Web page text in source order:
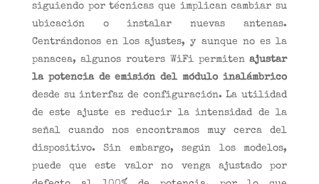
siguiendo por técnicas que implican cambiar su
ubicación o instalar nuevas antenas.
Centrándonos en los ajustes, y aunque no es la
panacea, algunos routers WiFi permitenajustar
la potencia de emisión del módulo inalámbrico
desde su interfaz de configuración. La utilidad
de este ajuste es reducir la intensidad de la
señal cuando nos encontramos muy cerca del
dispositivo. Sin embargo, según los modelos,
puede que este valor no venga ajustado por